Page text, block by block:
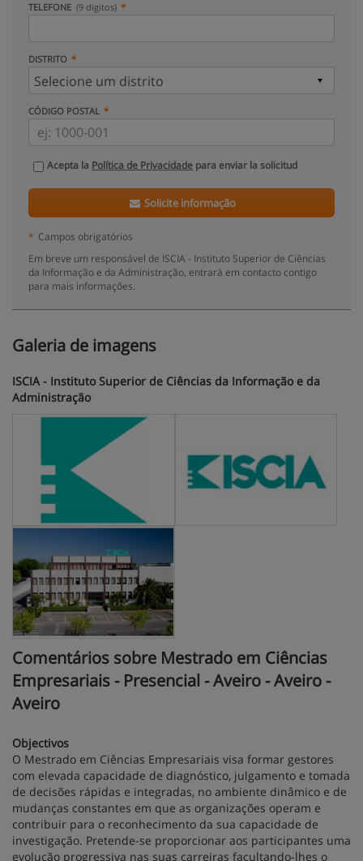
TELEFONE (9 dígitos)
DISTRITO
CÓDIGO POSTAL
Acepta la Política de Privacidade para enviar la solicitud
Solicite informação
* Campos obrigatórios
Em breve um responsável de ISCIA - Instituto Superior de Ciências
da Informação e da Administração, entrará em contacto contigo
para mais informações.
Galeria de imagens
ISCIA - Instituto Superior de Ciências da Informação e da
Administração
Comentários sobre Mestrado em Ciências
Empresariais - Presencial - Aveiro - Aveiro -
Aveiro
Objectivos
O Mestrado em Ciências Empresariais visa formar gestores
com elevada capacidade de diagnóstico, julgamento e tomada
de decisões rápidas e integradas, no ambiente dinâmico e de
mudanças constantes em que as organizações operam e
contribuir para o reconhecimento da sua capacidade de
investigação. Pretende-se proporcionar aos participantes uma
evolução progressiva nas suas carreiras facultando-lhes o